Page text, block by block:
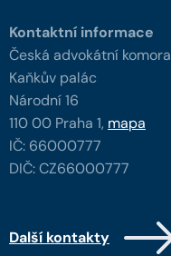
Kontaktní informace
Česká advokátní komora
Kaňkův palác
Národní 16
110 00 Praha 1, mapa
IČ: 66000777
DIČ: CZ66000777
Další kontakty